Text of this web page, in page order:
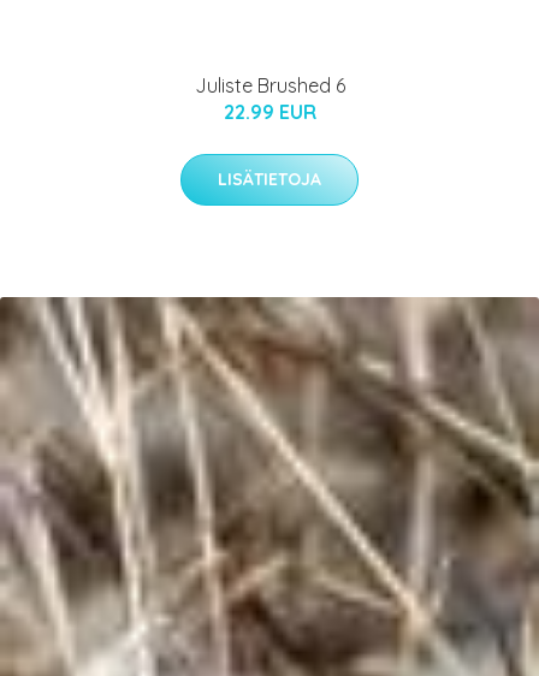
Juliste Brushed 6
22.99 EUR
LISÄTIETOJA